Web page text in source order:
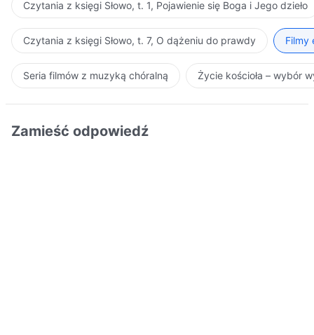
Czytania z księgi Słowo, t. 1, Pojawienie się Boga i Jego dzieło
Czytania z księgi Słowo, t. 7, O dążeniu do prawdy Filmy
Seria filmów z muzyką chóralną Życie kościoła – wybór
Zamieść odpowiedź